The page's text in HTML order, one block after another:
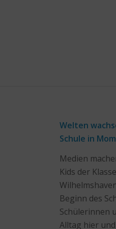
Welten
Schule in
Medien
Kids der
Beginn des
Schülerinnen
Alltag hier